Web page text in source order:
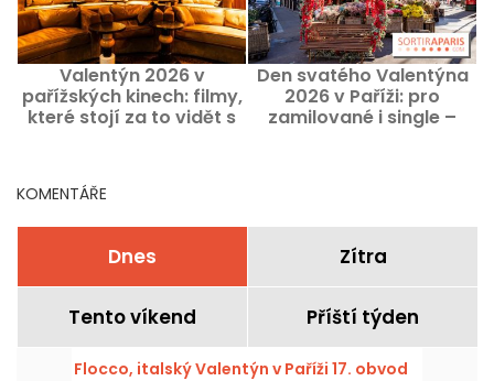
Valentýn 2026 v
pařížských kinech: filmy,
které stojí za to vidět s
Den svatého Valentýna
2026 v Paříži: pro
zamilované i single –
KOMENTÁŘE
Dnes Zítra
Tento víkend Příští týden
Flocco, italský Valentýn v Paříži 17. obvod